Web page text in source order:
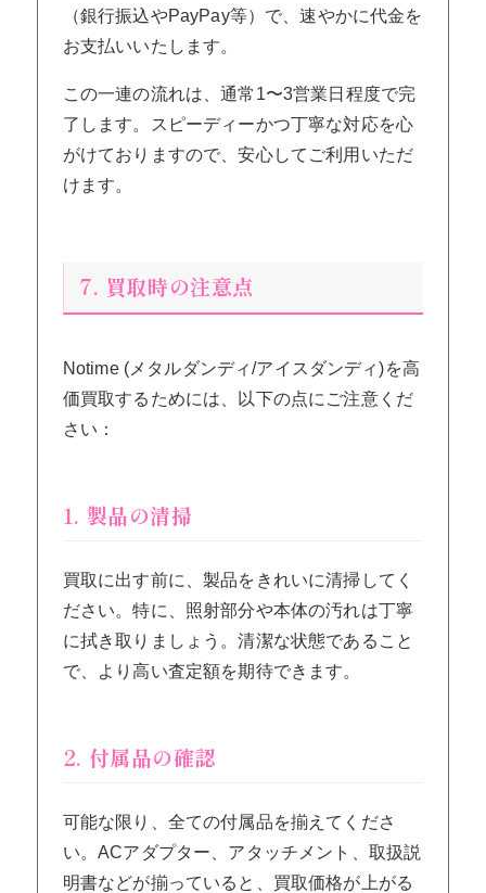
（銀行振込やPayPay等）で、速やかに代金を
お支払いいたします。
この一連の流れは、通常1〜3営業日程度で完
了します。スピーディーかつ丁寧な対応を心
がけておりますので、安心してご利用いただ
けます。
7. 買取時の注意点
Notime (メタルダンディ/アイスダンディ)を高
価買取するためには、以下の点にご注意くだ
さい：
1. 製品の清掃
買取に出す前に、製品をきれいに清掃してく
ださい。特に、照射部分や本体の汚れは丁寧
に拭き取りましょう。清潔な状態であること
で、より高い査定額を期待できます。
2. 付属品の確認
可能な限り、全ての付属品を揃えてくださ
い。ACアダプター、アタッチメント、取扱説
明書などが揃っていると、買取価格が上がる